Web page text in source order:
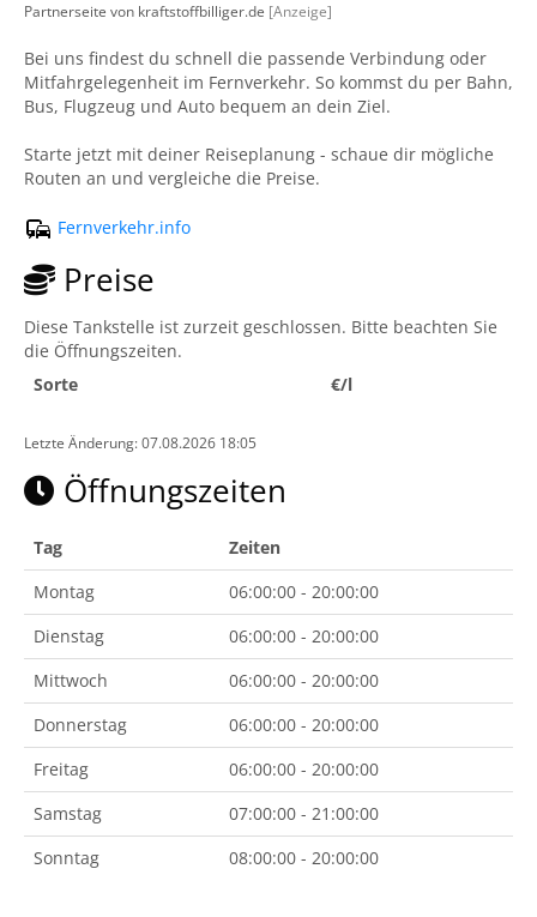
Partnerseite von kraftstoffbilliger.de [Anzeige]
Bei uns findest du schnell die passende Verbindung oder
Mitfahrgelegenheit im Fernverkehr. So kommst du per Bahn,
Bus, Flugzeug und Auto bequem an dein Ziel.
Starte jetzt mit deiner Reiseplanung - schaue dir mögliche
Routen an und vergleiche die Preise.
Fernverkehr.info
Preise
Diese Tankstelle ist zurzeit geschlossen. Bitte beachten Sie
die Öffnungszeiten.
Sorte
€/l
Letzte Änderung: 07.08.2026 18:05
Öffnungszeiten
Tag
Zeiten
Montag
06:00:00 - 20:00:00
Dienstag
06:00:00 - 20:00:00
Mittwoch
06:00:00 - 20:00:00
Donnerstag
06:00:00 - 20:00:00
Freitag
06:00:00 - 20:00:00
Samstag
07:00:00 - 21:00:00
Sonntag
08:00:00 - 20:00:00